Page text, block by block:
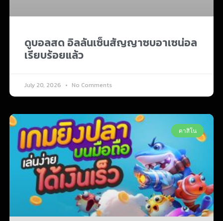
ดูบอลสด อิลลันเซ็นสัญญาซบอาเซน่อล
เรียบร้อยแล้ว
July 20, 2026 No Comments
คาสิโน